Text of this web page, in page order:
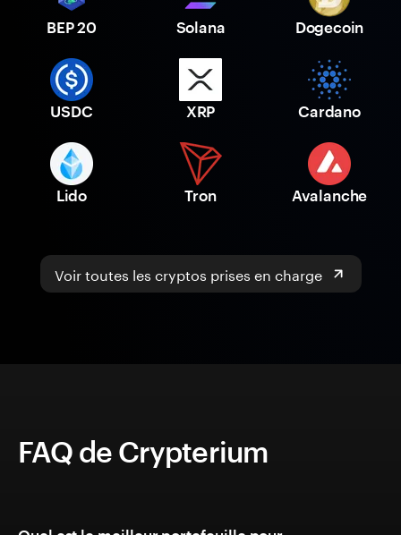
BEP 20 Solana Dogecoin
USDC XRP Cardano
Lido Tron Avalanche
Voir toutes les cryptos prises en charge
FAQ de Crypterium